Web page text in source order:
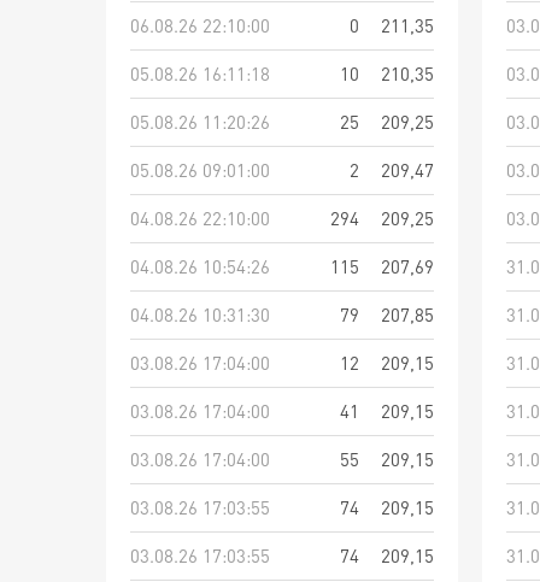
06.08.26 22:10:00
0
211,35
05.08.26 16:11:18
10
210,35
05.08.26 11:20:26
25
209,25
05.08.26 09:01:00
2
209,47
04.08.26 22:10:00
294
209,25
04.08.26 10:54:26
115
207,69
04.08.26 10:31:30
79
207,85
03.08.26 17:04:00
12
209,15
03.08.26 17:04:00
41
209,15
03.08.26 17:04:00
55
209,15
03.08.26 17:03:55
74
209,15
03.08.26 17:03:55
74
209,15